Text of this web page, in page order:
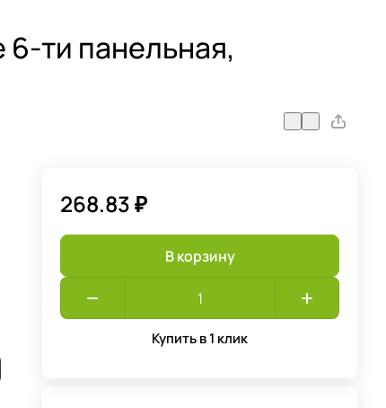
ти панельная,
268.83 ₽
В корзину
Купить в 1 клик